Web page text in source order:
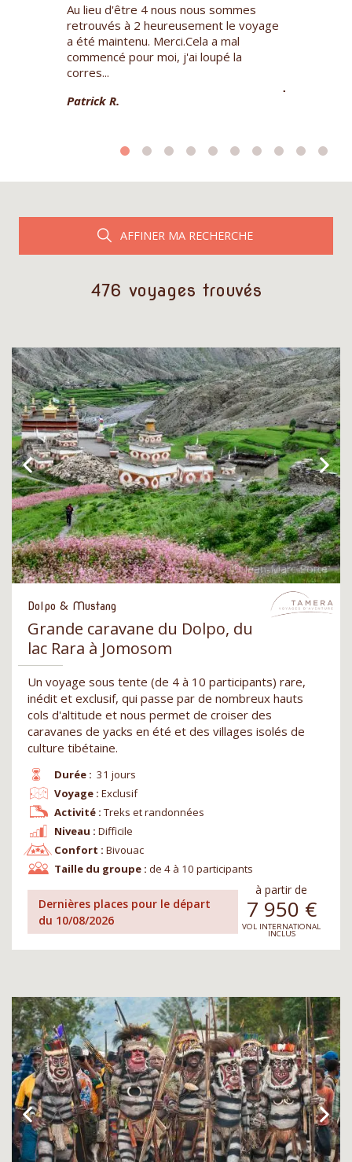
Au lieu d'être 4 nous nous sommes
retrouvés à 2 heureusement le voyage
a été maintenu. Merci.Cela a mal
commencé pour moi, j'ai loupé la
corres...
Patrick R.
AFFINER MA RECHERCHE
476 voyages trouvés
Dolpo & Mustang
Grande caravane du Dolpo, du
lac Rara à Jomosom
Un voyage sous tente (de 4 à 10 participants) rare,
inédit et exclusif, qui passe par de nombreux hauts
cols d'altitude et nous permet de croiser des
caravanes de yacks en été et des villages isolés de
culture tibétaine.
Durée : 31 jours
Niveau : Difficile
Voyage : Exclusif
Confort : Bivouac
Activité : Treks et randonnées
Taille du groupe : de 4 à 10 participants
Dernières places pour le départ
du 10/08/2026
à partir de
7 950 €
VOL INTERNATIONAL
INCLUS